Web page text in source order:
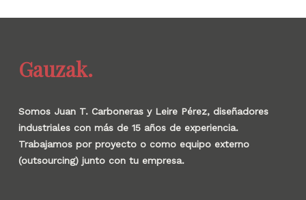
Gauzak.
Somos Juan T. Carboneras y Leire Pérez, diseñadores
industriales con más de 15 años de experiencia.
Trabajamos por proyecto o como equipo externo
(outsourcing) junto con tu empresa.